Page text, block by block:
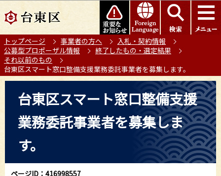
の
ー
ジ
の
先
このページの本文へ移動
トップページ 事業者の方へ
入札・契約情報
公募型プロポーザル情報
終了したもの・選定結果
それ以前のもの
台東区スマート窓口整備支援業務委託事業者を募集します。
台東区スマート窓口整備支援
業務委託事業者を募集しま
す。
ページID：416998557